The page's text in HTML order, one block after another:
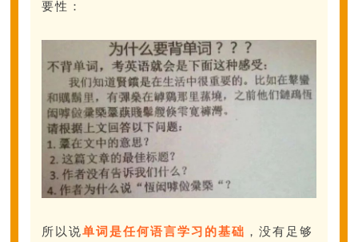
要性：
所以说单词是任何语言学习的基础 ，没有足够